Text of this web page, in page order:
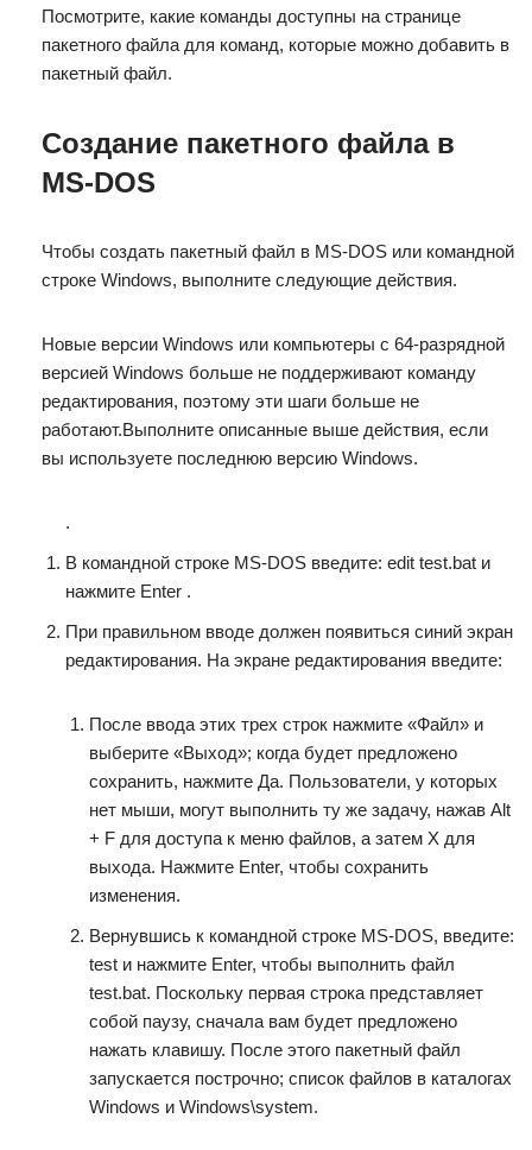
Посмотрите, какие команды доступны на странице
пакетного файла для команд, которые можно добавить в
пакетный файл.
Создание пакетного файла в
MS-DOS
Чтобы создать пакетный файл в MS-DOS или командной
строке Windows, выполните следующие действия.
Новые версии Windows или компьютеры с 64-разрядной
версией Windows больше не поддерживают команду
редактирования, поэтому эти шаги больше не
работают.Выполните описанные выше действия, если
вы используете последнюю версию Windows.
.
В командной строке MS-DOS введите: edit test.bat и
нажмите Enter .
При правильном вводе должен появиться синий экран
редактирования. На экране редактирования введите:
После ввода этих трех строк нажмите «Файл» и
выберите «Выход»; когда будет предложено
сохранить, нажмите Да. Пользователи, у которых
нет мыши, могут выполнить ту же задачу, нажав Alt
+ F для доступа к меню файлов, а затем X для
выхода. Нажмите Enter, чтобы сохранить
изменения.
Вернувшись к командной строке MS-DOS, введите:
test и нажмите Enter, чтобы выполнить файл
test.bat. Поскольку первая строка представляет
собой паузу, сначала вам будет предложено
нажать клавишу. После этого пакетный файл
запускается построчно; список файлов в каталогах
Windows и Windows\system.